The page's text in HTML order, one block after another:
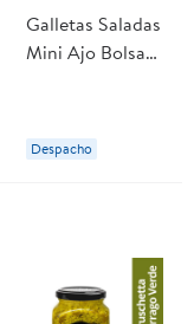
Galletas Saladas
Mini Ajo Bolsa
Despacho